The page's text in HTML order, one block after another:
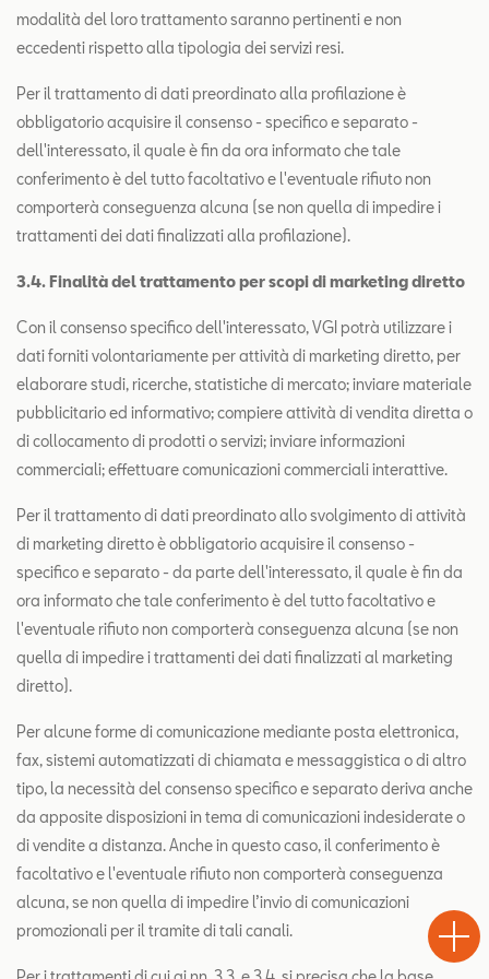
modalità del loro trattamento saranno pertinenti e non
eccedenti rispetto alla tipologia dei servizi resi.
Per il trattamento di dati preordinato alla profilazione è
obbligatorio acquisire il consenso - specifico e separato -
dell'interessato, il quale è fin da ora informato che tale
conferimento è del tutto facoltativo e l'eventuale rifiuto non
comporterà conseguenza alcuna (se non quella di impedire i
trattamenti dei dati finalizzati alla profilazione).
3.4. Finalità del trattamento per scopi di marketing diretto
Con il consenso specifico dell'interessato, VGI potrà utilizzare i
dati forniti volontariamente per attività di marketing diretto, per
elaborare studi, ricerche, statistiche di mercato; inviare materiale
pubblicitario ed informativo; compiere attività di vendita diretta o
di collocamento di prodotti o servizi; inviare informazioni
commerciali; effettuare comunicazioni commerciali interattive.
Per il trattamento di dati preordinato allo svolgimento di attività
di marketing diretto è obbligatorio acquisire il consenso -
specifico e separato - da parte dell'interessato, il quale è fin da
ora informato che tale conferimento è del tutto facoltativo e
l'eventuale rifiuto non comporterà conseguenza alcuna (se non
quella di impedire i trattamenti dei dati finalizzati al marketing
diretto).
Per alcune forme di comunicazione mediante posta elettronica,
fax, sistemi automatizzati di chiamata e messaggistica o di altro
tipo, la necessità del consenso specifico e separato deriva anche
da apposite disposizioni in tema di comunicazioni indesiderate o
di vendite a distanza. Anche in questo caso, il conferimento è
facoltativo e l'eventuale rifiuto non comporterà conseguenza
alcuna, se non quella di impedire l’invio di comunicazioni
promozionali per il tramite di tali canali.
Drive
Chiama